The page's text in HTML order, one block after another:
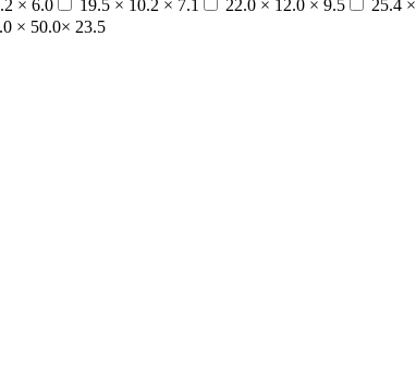
× 6.0 19.5 × 10.2 × 7.1 22.0 × 12.0 × 9.5 25.4
× 50.0× 23.5